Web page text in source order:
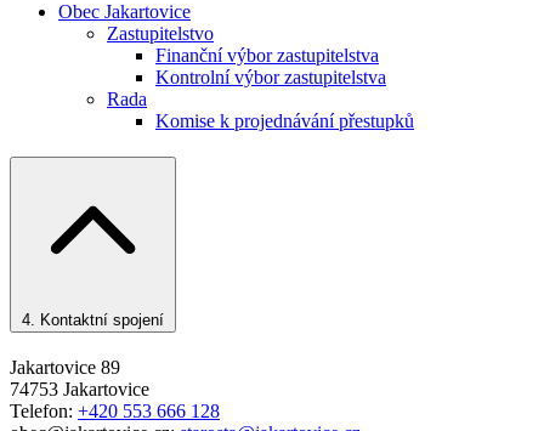
Obec Jakartovice
Zastupitelstvo
Finanční výbor zastupitelstva
Kontrolní výbor zastupitelstva
Rada
Komise k projednávání přestupků
4. Kontaktní spojení
Jakartovice 89
74753 Jakartovice
Telefon: +420 553 666 128